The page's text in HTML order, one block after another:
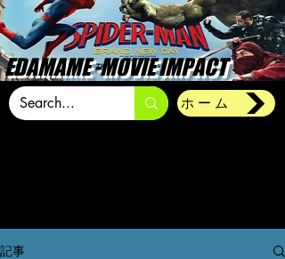
EDAMAME -MOVIE IMPACT
ホーム
記事